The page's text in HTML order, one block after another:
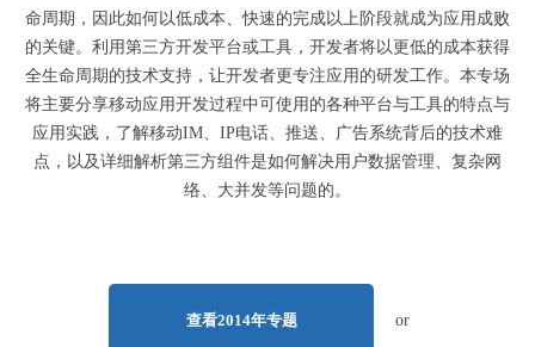
命周期，因此如何以低成本、快速的完成以上阶段就成为应用成败
的关键。利用第三方开发平台或工具，开发者将以更低的成本获得
全生命周期的技术支持，让开发者更专注应用的研发工作。本专场
将主要分享移动应用开发过程中可使用的各种平台与工具的特点与
应用实践，了解移动IM、IP电话、推送、广告系统背后的技术难
点，以及详细解析第三方组件是如何解决用户数据管理、复杂网
络、大并发等问题的。
查看2014年专题 or